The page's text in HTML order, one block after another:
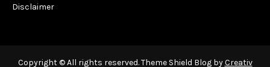
Disclaimer
Copyright © All rights reserved. Theme Shield Blog byCreativ